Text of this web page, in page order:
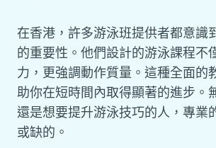
在香港，許多游泳班提供者都意識
的重要性。他們設計的游泳課程不
力，更強調動作質量。這種全面的
助你在短時間內取得顯著的進步。
還是想要提升游泳技巧的人，專業
或缺的。